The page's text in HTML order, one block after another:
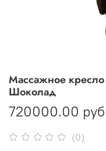
(0)
Массажное кресло
Шоколад
720000.00 руб